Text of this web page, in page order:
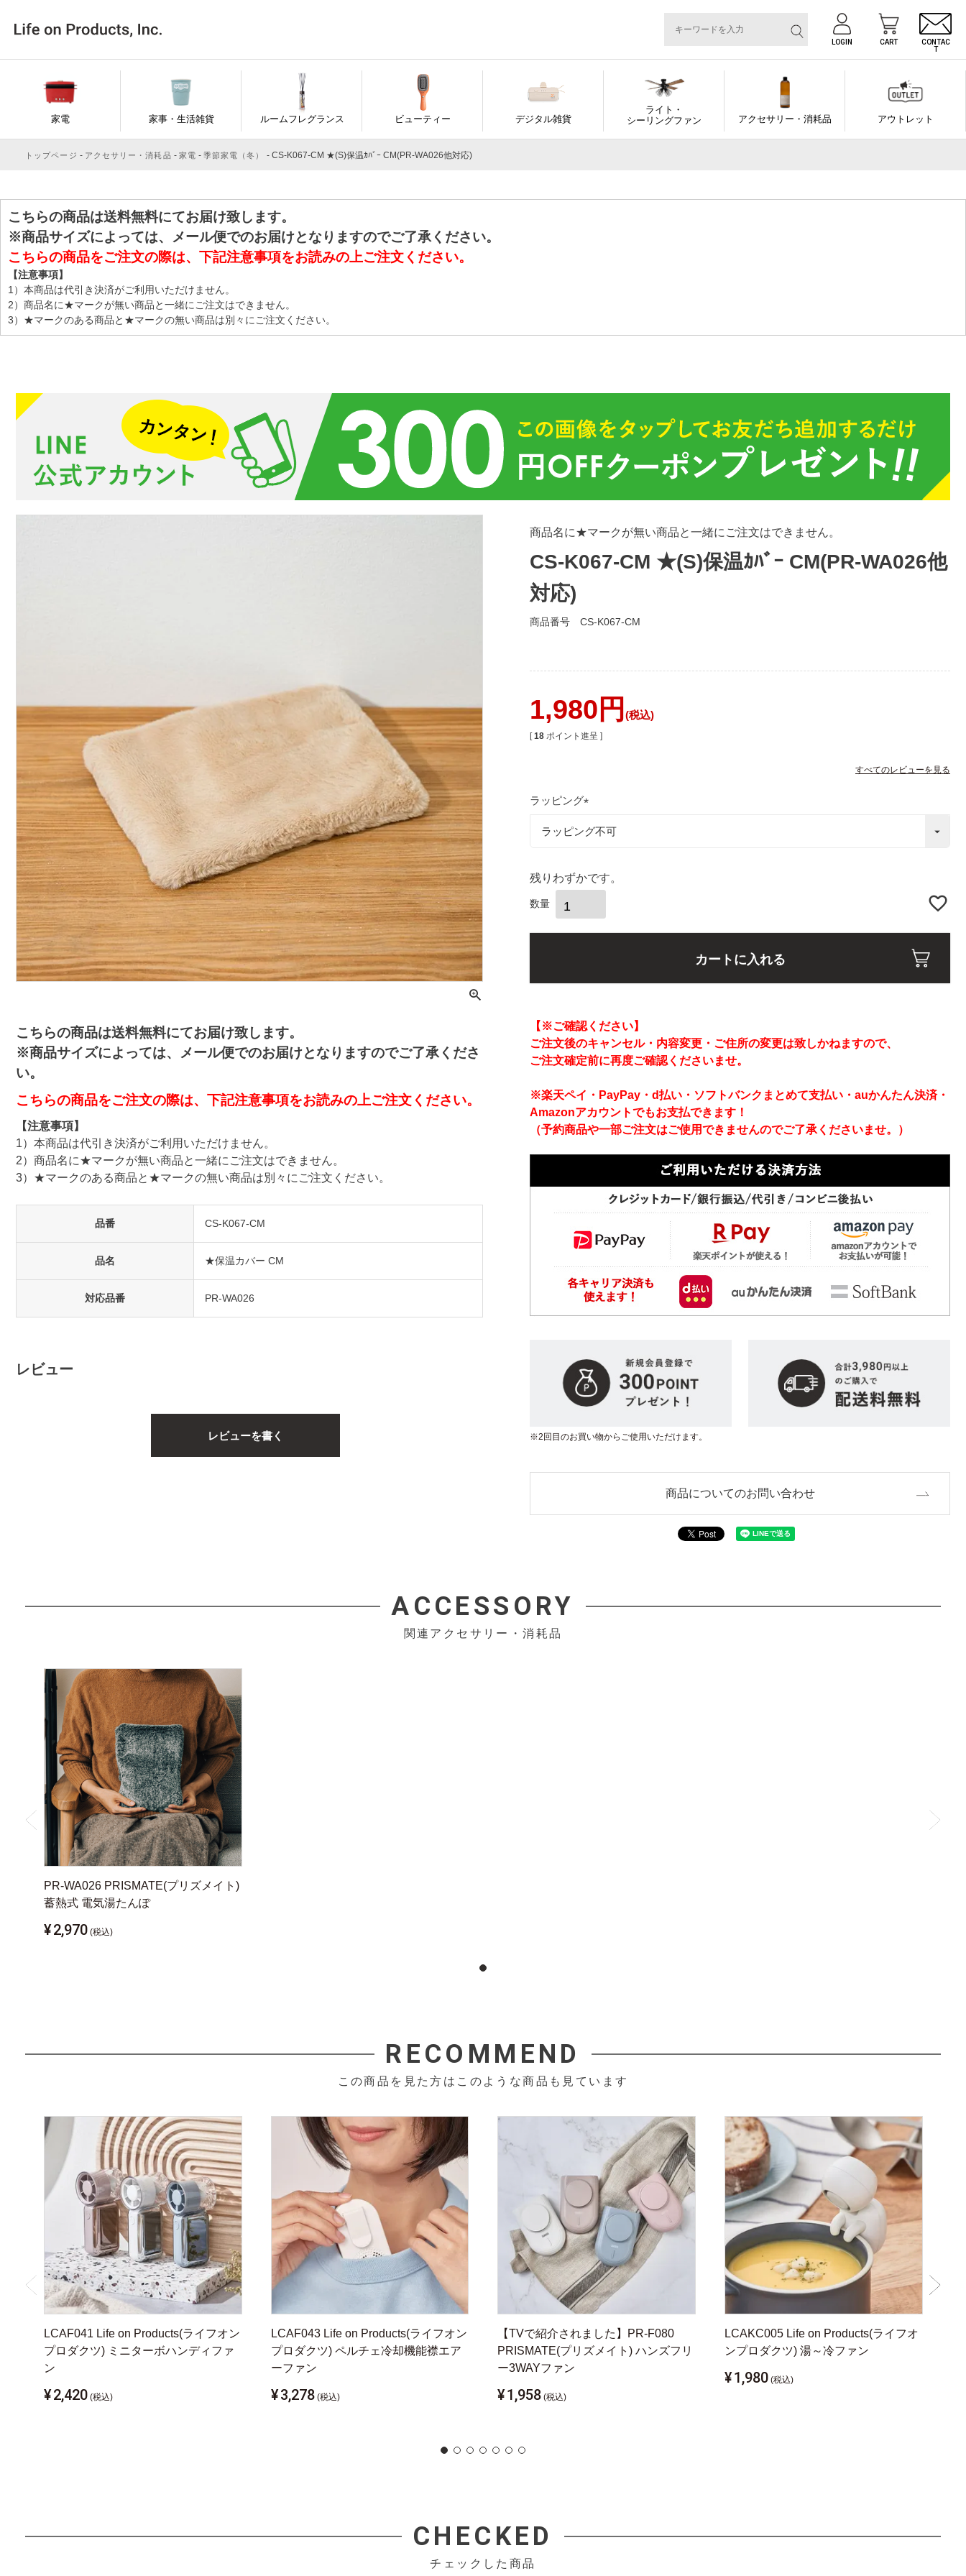
LOGIN CART
CONTAC
T
家電 家事・生活雑貨 ルームフレグランス ビューティー デジタル雑貨
ライト・
シーリングファン
アクセサリー・消耗品 アウトレット
トップページ アクセサリー・消耗品 家電 季節家電（冬） CS-K067-CM ★(S)保温ｶﾊﾞｰ CM(PR-WA026他対応)
こちらの商品は送料無料にてお届け致します。
※商品サイズによっては、メール便でのお届けとなりますのでご了承ください。
こちらの商品をご注文の際は、下記注意事項をお読みの上ご注文ください。
【注意事項】
1）本商品は代引き決済がご利用いただけません。
2）商品名に★マークが無い商品と一緒にご注文はできません。
3）★マークのある商品と★マークの無い商品は別々にご注文ください。
こちらの商品は送料無料にてお届け致します。
※商品サイズによっては、メール便でのお届けとなりますのでご了承くださ
い。
こちらの商品をご注文の際は、下記注意事項をお読みの上ご注文ください。
【注意事項】
1）本商品は代引き決済がご利用いただけません。
2）商品名に★マークが無い商品と一緒にご注文はできません。
3）★マークのある商品と★マークの無い商品は別々にご注文ください。
品番 CS-K067-CM
品名 ★保温カバー CM
対応品番 PR-WA026
レビュー
レビューを書く
商品名に★マークが無い商品と一緒にご注文はできません。
CS-K067-CM ★(S)保温ｶﾊﾞｰ CM(PR-WA026他
対応)
商品番号 CS-K067-CM
1,980 税込
[ 18 ポイント進呈 ]
すべてのレビューを見る
ラッピング
必
残りわずかです。
カートに入れる
【※ご確認ください】
ご注文後のキャンセル・内容変更・ご住所の変更は致しかねますので、
ご注文確定前に再度ご確認くださいませ。
※楽天ペイ・PayPay・d払い・ソフトバンクまとめて支払い・auかんたん決済・
Amazonアカウントでもお支払できます！
（予約商品や一部ご注文はご使用できませんのでご了承くださいませ。）
※2回目のお買い物からご使用いただけます。
商品についてのお問い合わせ
ACCESSORY
関連アクセサリー・消耗品
PR-WA026 PRISMATE(プリズメイト)
蓄熱式 電気湯たんぽ
¥2,970 (税込)
RECOMMEND
この商品を見た方はこのような商品も見ています
LCAF041 Life on Products(ライフオン
プロダクツ) ミニターボハンディファ
ン
¥2,420 (税込)
LCAF043 Life on Products(ライフオン
プロダクツ) ペルチェ冷却機能襟エア
ーファン
¥3,278 (税込)
【TVで紹介されました】PR-F080
PRISMATE(プリズメイト) ハンズフリ
ー3WAYファン
¥1,958 (税込)
LCAKC005 Life on Products(ライフオ
ンプロダクツ) 湯～冷ファン
¥1,980 (税込)
CHECKED
チェックした商品